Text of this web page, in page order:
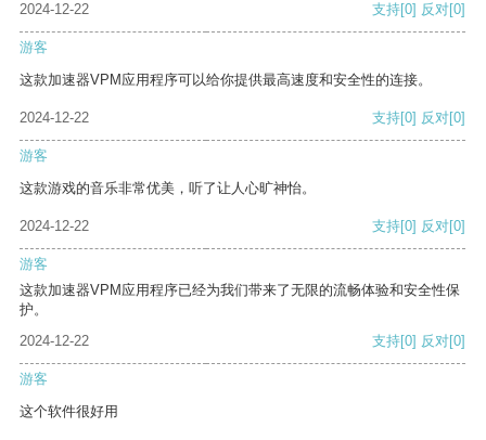
2024-12-22
支持[0] 反对[0]
游客
这款加速器VPM应用程序可以给你提供最高速度和安全性的连接。
2024-12-22 支持[0] 反对[0]
游客
这款游戏的音乐非常优美，听了让人心旷神怡。
2024-12-22 支持[0] 反对[0]
游客
这款加速器VPM应用程序已经为我们带来了无限的流畅体验和安全性保
护。
2024-12-22
支持[0] 反对[0]
游客
这个软件很好用